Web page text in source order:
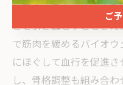
と考えてそのままにす
どを引き起こすことさ
で筋肉を緩めるバイオ
にほぐして血行を促進
し、骨格調整も組み合
ご
ご